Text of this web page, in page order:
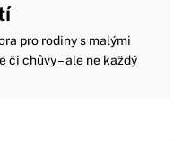
pro rodiny s malými
či chůvy – ale ne každý